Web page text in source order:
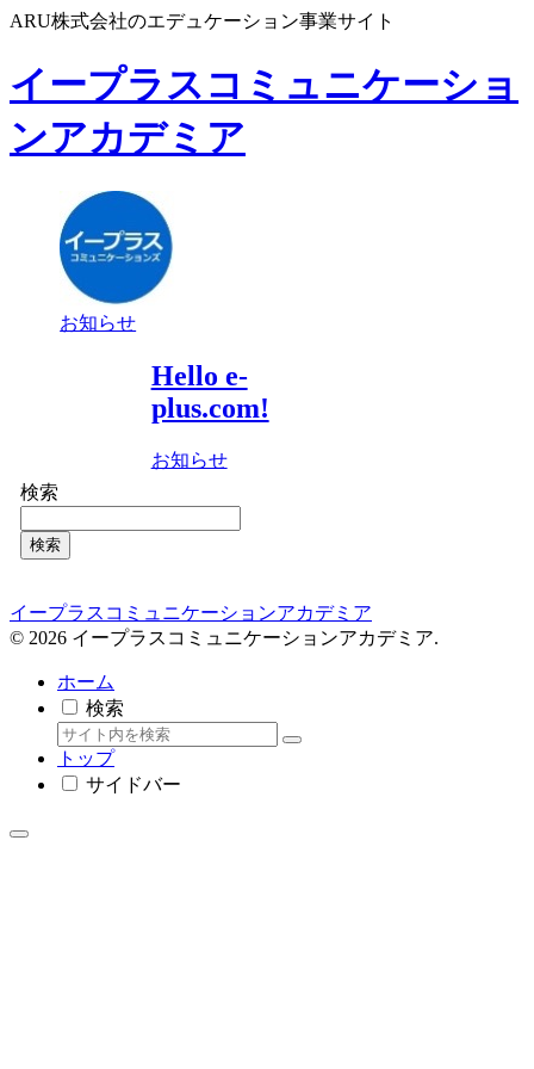
ARU株式会社のエデュケーション事業サイト
イープラスコミュニケーショ
ンアカデミア
お知らせ
Hello e-
plus.com!
お知らせ
検索
検索
イープラスコミュニケーションアカデミア
© 2026 イープラスコミュニケーションアカデミア.
ホーム
検索
トップ
サイドバー